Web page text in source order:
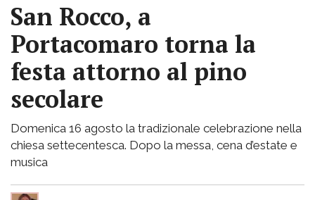
San Rocco, a
Portacomaro torna la
festa attorno al pino
secolare
Domenica 16 agosto la tradizionale celebrazione nella
chiesa settecentesca. Dopo la messa, cena d’estate e
musica